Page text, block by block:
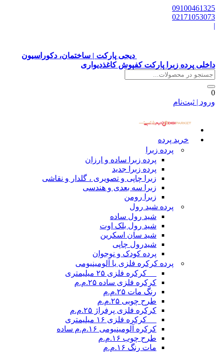
09100461325
02171053073
|
دیجی پارکت | ساختمان، دکوراسیون
داخلی پرده زبرا پارکت کفپوش کاغذدیواری
0
ورود | ثبت‌نام
خرید پرده
پرده زبرا
پرده زبرا ساده و ارزان
پرده زبرا جدید
زبرا چاپی و تصویری ، گلدار و نقاشی
زبرا سه بعدی و هندسی
زبرا رومن
پرده شید رول
شید رول ساده
شید رول بلک اوت
شید سان اسکرین
شیدرول چاپی
پرده کودک و نوجوان
پرده کرکره فلزی یا آلومینیومی
__ کرکره فلزی ۲۵ میلیمتری
کرکره فلزی ساده ۲۵.م.م
رنگ مات ۲۵.م.م
طرح چوبی ۲۵.م.م
کرکره فلزی پرفراژ ۲۵.م.م
__ کرکره فلزی ۱۶ میلیمتری
کرکره آلومینیومی ۱۶.م.م ساده
طرح چوب ۱۶.م.م
مات رنگ ۱۶.م.م